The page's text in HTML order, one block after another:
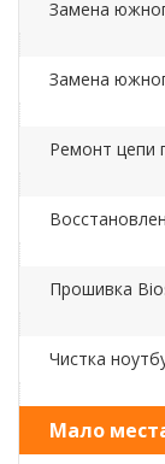
Замена
Замена
Ремонт цепи
Прошивка
Чистка
Мало